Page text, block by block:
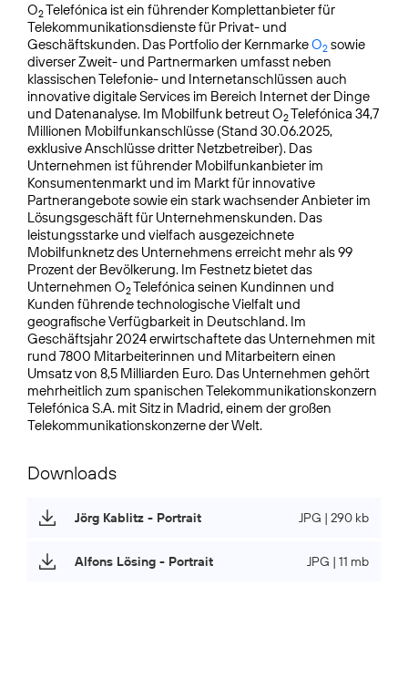
O2Telefónica ist ein führender Komplettanbieter für
Telekommunikationsdienste für Privat- und
Geschäftskunden. Das Portfolio der KernmarkeO2 sowie
diverser Zweit- und Partnermarken umfasst neben
klassischen Telefonie- und Internetanschlüssen auch
innovative digitale Services im Bereich Internet der Dinge
und Datenanalyse. Im Mobilfunk betreut O2Telefónica 34,7
Millionen Mobilfunkanschlüsse (Stand 30.06.2025,
exklusive Anschlüsse dritter Netzbetreiber). Das
Unternehmen ist führender Mobilfunkanbieter im
Konsumentenmarkt und im Markt für innovative
Partnerangebote sowie ein stark wachsender Anbieter im
Lösungsgeschäft für Unternehmenskunden. Das
leistungsstarke und vielfach ausgezeichnete
Mobilfunknetz des Unternehmens erreicht mehr als 99
Prozent der Bevölkerung. Im Festnetz bietet das
Unternehmen O2Telefónica seinen Kundinnen und
Kunden führende technologische Vielfalt und
geografische Verfügbarkeit in Deutschland. Im
Geschäftsjahr 2024 erwirtschaftete das Unternehmen mit
rund 7800 Mitarbeiterinnen und Mitarbeitern einen
Umsatz von 8,5 Milliarden Euro. Das Unternehmen gehört
mehrheitlich zum spanischen Telekommunikationskonzern
Telefónica S.A. mit Sitz in Madrid, einem der großen
Telekommunikationskonzerne der Welt.
Downloads
Jörg Kablitz - Portrait JPG | 290 kb
Alfons Lösing - Portrait JPG | 11 mb